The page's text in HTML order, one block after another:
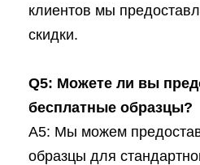
клиентов мы
скидки.
Q5: Можете ли вы
бесплатные образцы?
A5: Мы можем
образцы для